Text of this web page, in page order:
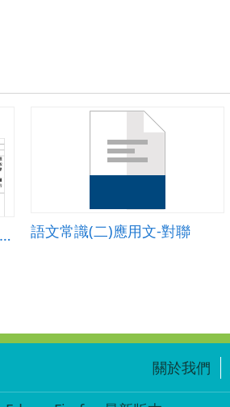
語文常識&mdash;有關於對聯常識 語文常識(二)應用文-對聯
關於我們